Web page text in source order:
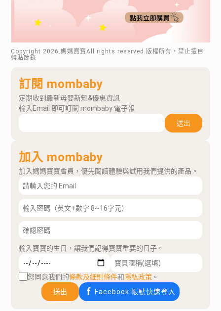
Copyright 2026 .媽媽寶寶All rights reserved.版權所有，禁止擅自
轉貼節錄
訂閱 mombaby
定期收到最新母嬰新知&優惠資訊
輸入Email 即可訂閱 mombaby 電子報
送出
加入 mombaby
加入媽媽寶寶會員，優先閱讀體驗與試用我們提供的產品。
輸入寶寶的生日，讓我們記得寶寶重要的日子。
您同意我們的條款及細則條件和隱私政策 。
送出
Facebook 帳號快速登入